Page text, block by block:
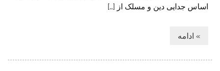
اساس جدايی دين و مسلک از […]
» ادامه